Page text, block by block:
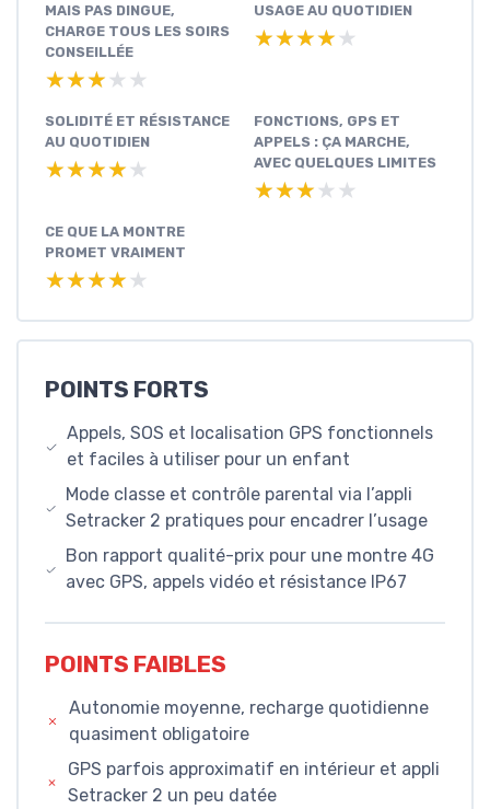
MAIS PAS DINGUE,
CHARGE TOUS LES SOIRS
CONSEILLÉE
★★★★★
★★★★★
USAGE AU QUOTIDIEN
★★★★★
★★★★★
SOLIDITÉ ET RÉSISTANCE
AU QUOTIDIEN
★★★★★
★★★★★
FONCTIONS, GPS ET
APPELS : ÇA MARCHE,
AVEC QUELQUES LIMITES
★★★★★
★★★★★
CE QUE LA MONTRE
PROMET VRAIMENT
★★★★★
★★★★★
POINTS FORTS
Appels, SOS et localisation GPS fonctionnels
et faciles à utiliser pour un enfant
Mode classe et contrôle parental via l’appli
Setracker 2 pratiques pour encadrer l’usage
Bon rapport qualité-prix pour une montre 4G
avec GPS, appels vidéo et résistance IP67
POINTS FAIBLES
Autonomie moyenne, recharge quotidienne
quasiment obligatoire
GPS parfois approximatif en intérieur et appli
Setracker 2 un peu datée